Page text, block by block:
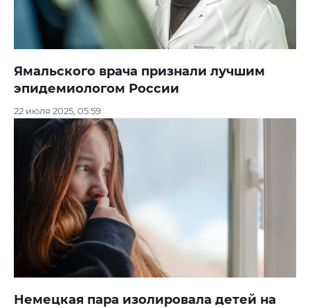
Ямальского врача признали лучшим
эпидемиологом России
22 июля 2025, 05:59
Немецкая пара изолировала детей на